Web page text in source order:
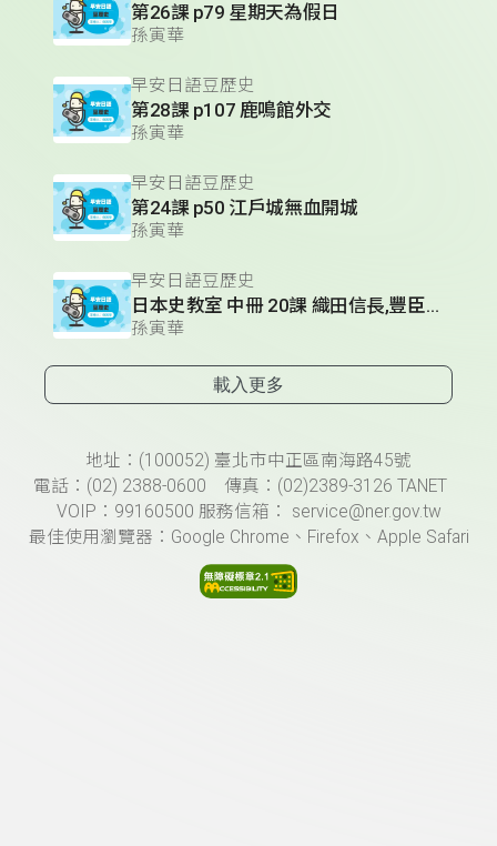
第26課 p79 星期天為假日
孫寅華
早安日語豆歷史
第28課 p107 鹿鳴館外交
孫寅華
早安日語豆歷史
第24課 p50 江戶城無血開城
孫寅華
早安日語豆歷史
日本史教室 中冊 20課 織田信長,豐臣秀吉,德川家康的人物性格
孫寅華
載入更多
頁尾資訊地址：(100052) 臺北市中正區南海路45號
電話：(02) 2388-0600 傳真：(02)2389-3126 TANET
VOIP：99160500 服務信箱： service@ner.gov.tw
最佳使用瀏覽器：Google Chrome、Firefox、Apple Safari